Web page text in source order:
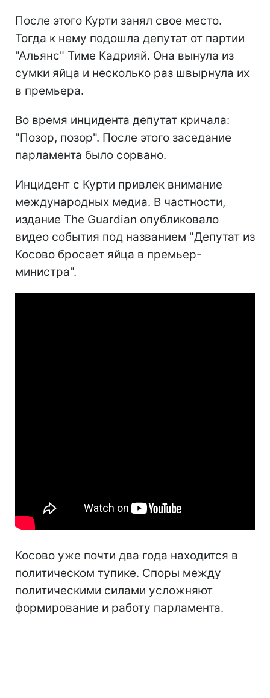
После этого Курти занял свое место.
Тогда к нему подошла депутат от партии
"Альянс" Тиме Кадрияй. Она вынула из
сумки яйца и несколько раз швырнула их
в премьера.
Во время инцидента депутат кричала:
"Позор, позор". После этого заседание
парламента было сорвано.
Инцидент с Курти привлек внимание
международных медиа. В частности,
издание The Guardian опубликовало
видео события под названием "Депутат из
Косово бросает яйца в премьер-
министра".
Косово уже почти два года находится в
политическом тупике. Споры между
политическими силами усложняют
формирование и работу парламента.